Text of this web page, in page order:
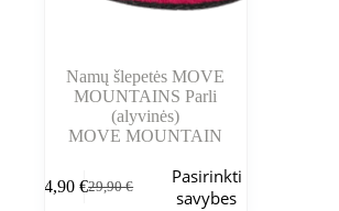
Namų šlepetės MOVE
MOUNTAINS Parli
(alyvinės)
MOVE MOUNTAIN
29,90€
Pradinė
24,90€Dabartinė
Pasirinkti
savybes
produktas